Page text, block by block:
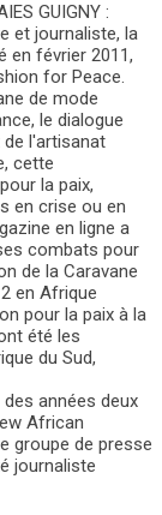
GUIGNY :
et journaliste, la
en février 2011,
for Peace.
de mode
le dialogue
l'artisanat
cette
la paix,
en crise ou en
en ligne a
combats pour
de la Caravane
en Afrique
pour la paix à la
été les
du Sud,
des années deux
African
groupe de presse
journaliste